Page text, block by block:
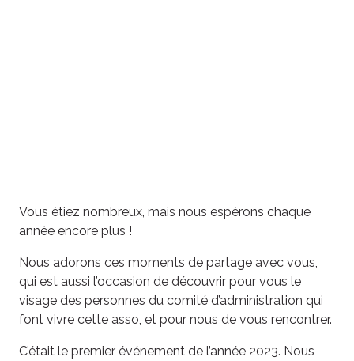
Vous étiez nombreux, mais nous espérons chaque
année encore plus !
Nous adorons ces moments de partage avec vous,
qui est aussi l’occasion de découvrir pour vous le
visage des personnes du comité d’administration qui
font vivre cette asso, et pour nous de vous rencontrer.
C’était le premier événement de l’année 2023. Nous